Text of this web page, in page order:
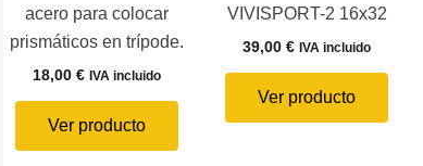
acero para colocar
prismáticos en trípode.
18,00€ IVA incluido
Ver producto
VIVISPORT-2 16x32
39,00€ IVA incluido
Ver producto